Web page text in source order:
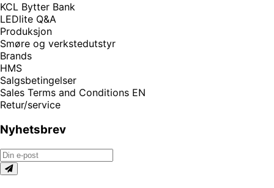
KCL Bytter Bank
LEDlite Q&A
Produksjon
Smøre og verkstedutstyr
Brands
HMS
Salgsbetingelser
Sales Terms and Conditions EN
Retur/service
Nyhetsbrev